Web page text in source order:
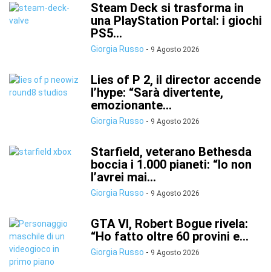
Steam Deck si trasforma in
una PlayStation Portal: i giochi
PS5...
Giorgia Russo - 9 Agosto 2026
Lies of P 2, il director accende
l’hype: “Sarà divertente,
emozionante...
Giorgia Russo - 9 Agosto 2026
Starfield, veterano Bethesda
boccia i 1.000 pianeti: “Io non
l’avrei mai...
Giorgia Russo - 9 Agosto 2026
GTA VI, Robert Bogue rivela:
“Ho fatto oltre 60 provini e...
Giorgia Russo - 9 Agosto 2026